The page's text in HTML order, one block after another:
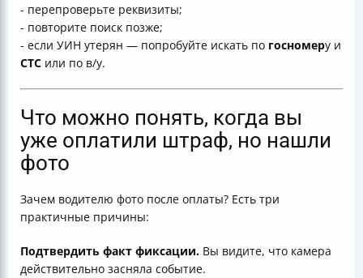
- перепроверьте реквизиты;
- повторите поиск позже;
- если УИН утерян — попробуйте искать по госномеру и
СТС или по в/у.
Что можно понять, когда вы
уже оплатили штраф, но нашли
фото
Зачем водителю фото после оплаты? Есть три
практичные причины:
Подтвердить факт фиксации. Вы видите, что камера
действительно засняла событие.